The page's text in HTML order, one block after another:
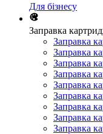
Для бізнесу
Заправка
Заправка
Заправка
Заправка
Заправка
Заправка
Заправка
Заправка
Заправка
Заправка